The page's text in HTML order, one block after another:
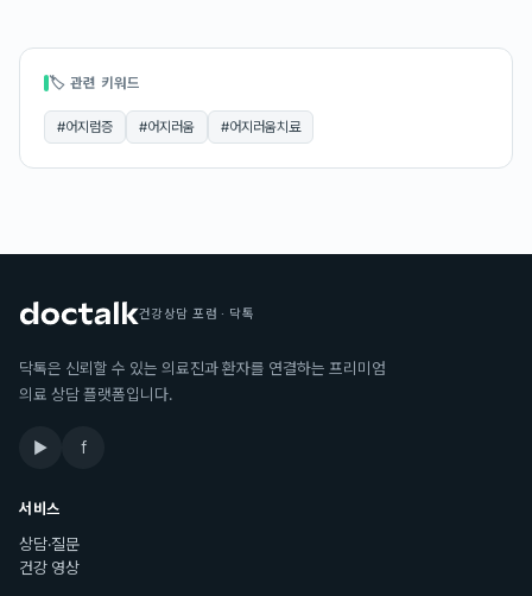
🏷 관련 키워드
#어지럼증 #어지러움 #어지러움치료
건강상담 포럼 · 닥톡
닥톡은 신뢰할 수 있는 의료진과 환자를 연결하는 프리미엄
의료 상담 플랫폼입니다.
▶ f
서비스
상담·질문
건강 영상